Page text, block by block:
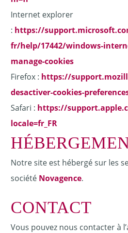
Internet explorer
: https://
fr/help/17442/windows-
manage-cookies
Firefox : https://
desactiver-cookies-
Safari : https://
locale=fr_FR
Notre site est hébergé sur les
société Novagence.
CONTACT
Vous pouvez nous contacter à